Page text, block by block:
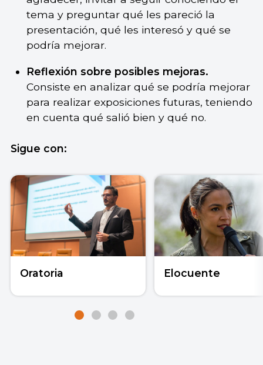
tema y preguntar qué les pareció la
presentación, qué les interesó y qué se
podría mejorar.
Reflexión sobre posibles mejoras.
Consiste en analizar qué se podría mejorar
para realizar exposiciones futuras, teniendo
en cuenta qué salió bien y qué no.
Sigue con:
Oratoria Elocuente